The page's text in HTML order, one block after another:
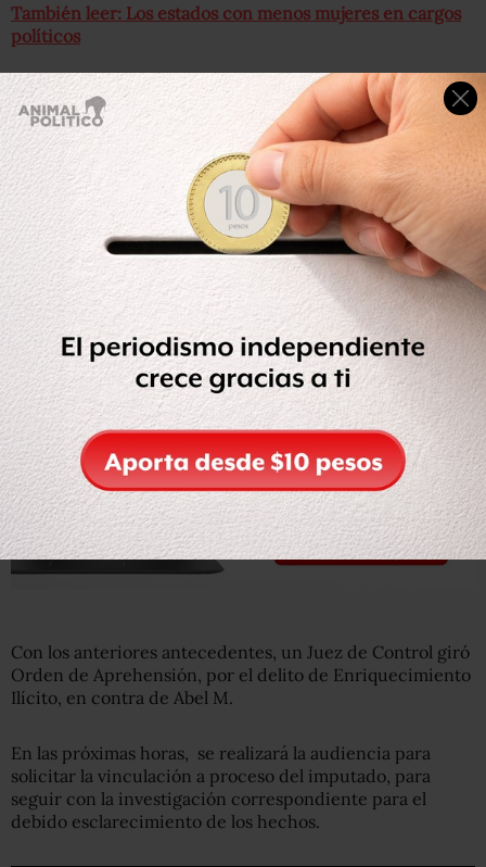
También leer: Los estados con menos mujeres en cargos
políticos
“Mismos que no concuerdan con su patrimonio, ya que
adquirió bienes muebles e inmuebles, asimismo, se
incrementaron los montos de sus cuentas bancarias”,
explicó la Procuraduría.
Abel M colaboró con el exgobernador Calzada Rivorosa,
desde que éste político fue Senador en el periodo del
2006 al 2009.
Con los anteriores antecedentes, un Juez de Control giró
Orden de Aprehensión, por el delito de Enriquecimiento
Ilícito, en contra de Abel M.
En las próximas horas, se realizará la audiencia para
solicitar la vinculación a proceso del imputado, para
seguir con la investigación correspondiente para el
debido esclarecimiento de los hechos.